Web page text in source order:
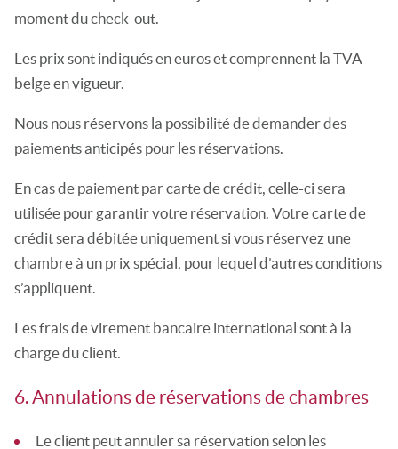
moment du check-out.
Les prix sont indiqués en euros et comprennent la TVA
belge en vigueur.
Nous nous réservons la possibilité de demander des
paiements anticipés pour les réservations.
En cas de paiement par carte de crédit, celle-ci sera
utilisée pour garantir votre réservation. Votre carte de
crédit sera débitée uniquement si vous réservez une
chambre à un prix spécial, pour lequel d’autres conditions
s’appliquent.
Les frais de virement bancaire international sont à la
charge du client.
6. Annulations de réservations de chambres
Le client peut annuler sa réservation selon les